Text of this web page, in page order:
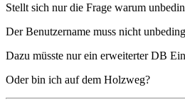
Stellt sich nur die Frage warum
Der Benutzername muss nicht
Dazu müsste nur ein erweiterter DB
Oder bin ich auf dem Holzweg?